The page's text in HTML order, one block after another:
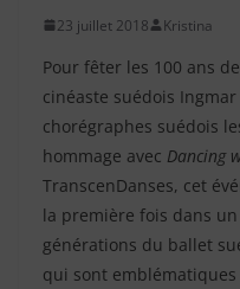
23 juillet 2018 Kristina
Pour fêter les 100 ans
cinéaste suédois
chorégraphes suédois
hommage avec Dancing
TranscenDanses, cet
la première fois dans
générations du ballet
qui sont